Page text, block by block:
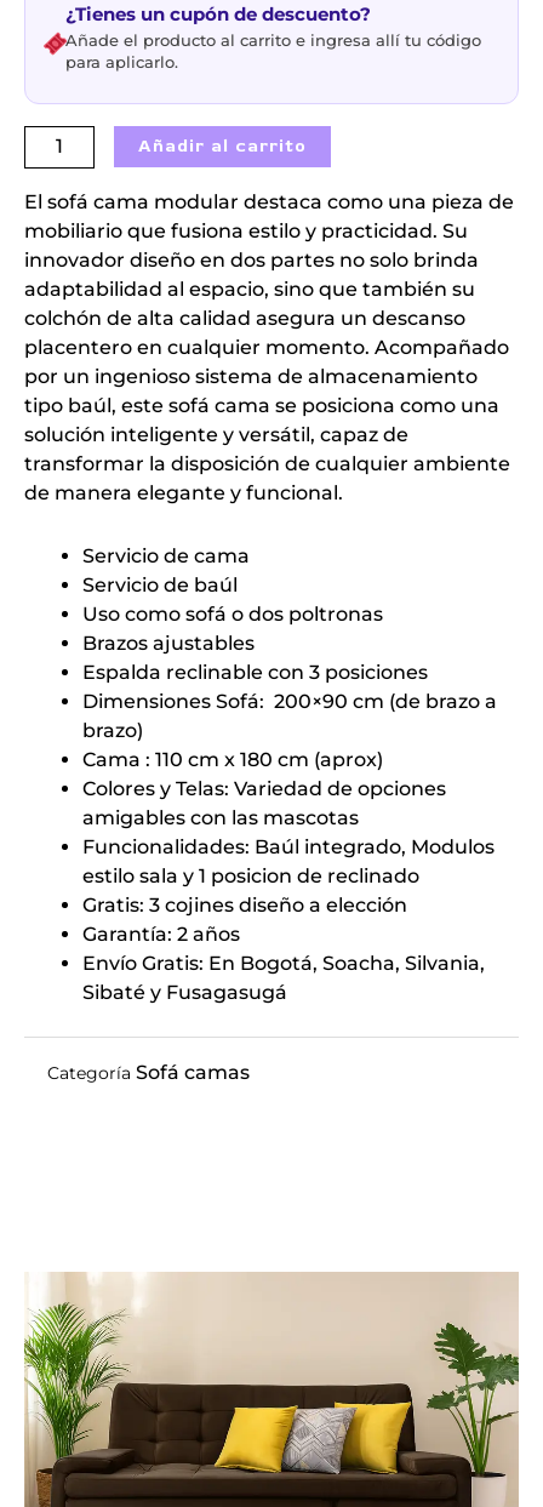
¿Tienes un cupón de descuento?
Añade el producto al carrito e ingresa allí tu código
para aplicarlo.
Añadir al carrito
El sofá cama modular destaca como una pieza de
mobiliario que fusiona estilo y practicidad. Su
innovador diseño en dos partes no solo brinda
adaptabilidad al espacio, sino que también su
colchón de alta calidad asegura un descanso
placentero en cualquier momento. Acompañado
por un ingenioso sistema de almacenamiento
tipo baúl, este sofá cama se posiciona como una
solución inteligente y versátil, capaz de
transformar la disposición de cualquier ambiente
de manera elegante y funcional.
Servicio de cama
Servicio de baúl
Uso como sofá o dos poltronas
Brazos ajustables
Espalda reclinable con 3 posiciones
Dimensiones Sofá: 200×90 cm (de brazo a
brazo)
Cama : 110 cm x 180 cm (aprox)
Colores y Telas: Variedad de opciones
amigables con las mascotas
Funcionalidades: Baúl integrado, Modulos
estilo sala y 1 posicion de reclinado
Gratis: 3 cojines diseño a elección
Garantía: 2 años
Envío Gratis: En Bogotá, Soacha, Silvania,
Sibaté y Fusagasugá
Categoría Sofá camas